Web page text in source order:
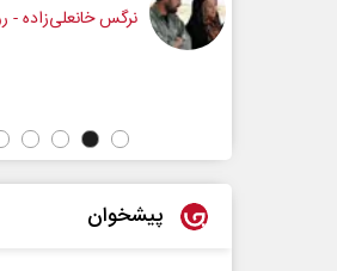
نرگس خانعلی‌زاده - روزنامه‌نگار
پیشخوان